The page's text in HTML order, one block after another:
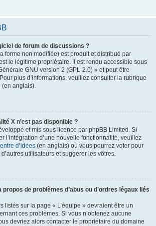
de forum de discussions ?
forme non modifiée) est produit et distribué par
le légitime propriétaire. Il est rendu accessible sous
GNU version 2 (GPL-2.0) » et peut être
plus d’informations, veuillez consulter la rubrique
(en anglais).
X n’est pas disponible ?
et mis sous licence par phpBB Limited. Si
l’intégration d’une nouvelle fonctionnalité, veuillez
d’idées (en anglais) où vous pourrez voter pour
utilisateurs et suggérer les vôtres.
de problèmes d’abus ou d’ordres légaux liés
listés sur la page « L’équipe » devraient être un
ces problèmes. Si vous n’obtenez aucune
devriez alors contacter le propriétaire du domaine